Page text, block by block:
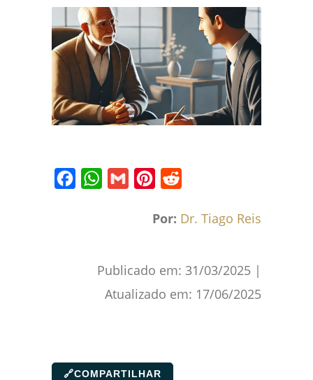
FacebookWhatsApp
Gmail Pinterest
Por: Dr. Tiago Reis
Publicado em: 31/03/2025 |
Atualizado em: 17/06/2025
🔗COMPARTILHAR